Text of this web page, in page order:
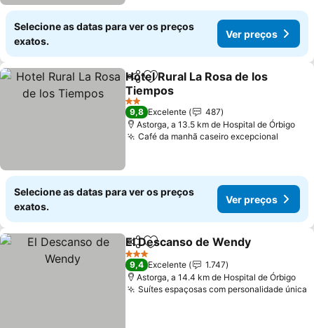
Selecione as datas para ver os preços
exatos.
Ver preços
PartilharAdicionar aos favoritos
Hotel Rural La Rosa de los
Tiempos
Ver preços
2 Estrelas
9,8 Excelente
487
Astorga, a 13.5 km de Hospital de Órbigo
Café da manhã caseiro excepcional
Selecione as datas para ver os preços
exatos.
Ver preços
PartilharAdicionar aos favoritos
El Descanso de Wendy
3 Estrelas
9,4 Excelente
1.747
Astorga, a 14.4 km de Hospital de Órbigo
Suítes espaçosas com personalidade única